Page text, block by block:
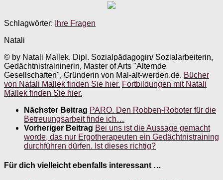
Schlagwörter:
Ihre Fragen
Natali
© by Natali Mallek. Dipl. Sozialpädagogin/ Sozialarbeiterin,
Gedächtnistraininerin, Master of Arts "Alternde
Gesellschaften", Gründerin von Mal-alt-werden.de. Bücher
von Natali Mallek finden Sie hier. Fortbildungen mit Natali
Mallek finden Sie hier.
Nächster Beitrag PARO. Den Robben-Roboter für die
Betreuungsarbeit finde ich…
Vorheriger Beitrag Bei uns ist die Aussage gemacht
worde, das nur Ergotherapeuten ein Gedächtnistraining
durchführen dürfen. Ist dieses richtig?
Für dich vielleicht ebenfalls interessant …